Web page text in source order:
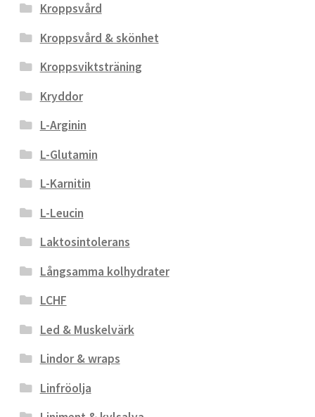
Kroppsvård
Kroppsvård & skönhet
Kroppsviktsträning
Kryddor
L-Arginin
L-Glutamin
L-Karnitin
L-Leucin
Laktosintolerans
Långsamma kolhydrater
LCHF
Led & Muskelvärk
Lindor & wraps
Linfröolja